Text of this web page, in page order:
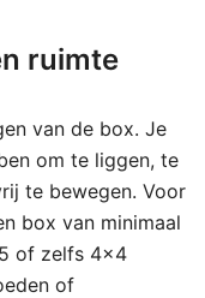
ruimte
van de box. Je
om te liggen, te
te bewegen. Voor
box van minimaal
of zelfs 4×4
of